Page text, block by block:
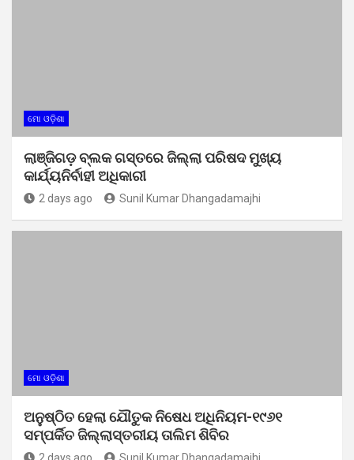
ମୋ ଓଡ଼ିଶା
ଲାଞ୍ଜିଗଡ଼ ବ୍ଲକ ଗସ୍ତରେ ଜିଲ୍ଲା ପରିଷଦ ମୁଖ୍ୟ
କାର୍ଯ୍ୟନିର୍ବାହୀ ଅଧିକାରୀ
2 days ago Sunil Kumar Dhangadamajhi
ମୋ ଓଡ଼ିଶା
ଅନୁଷ୍ଠିତ ହେଲା ଯୌତୁକ ନିଷେଧ ଅଧିନିୟମ-୧୯୬୧
ସମ୍ପର୍କିତ ଜିଲ୍ଲାସ୍ତରୀୟ ତାଲିମ ଶିବିର
2 days ago Sunil Kumar Dhangadamajhi